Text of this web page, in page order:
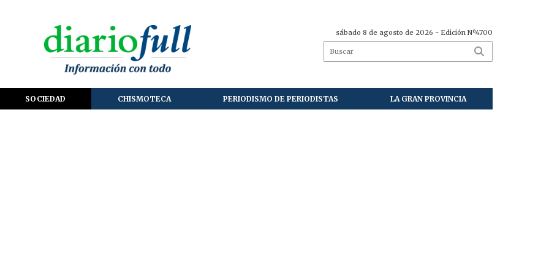
sábado 8 de agosto de 2026 - Edición Nº4700
SOCIEDAD CHISMOTECA PERIODISMO DE PERIODISTAS LA GRAN PROVINCIA